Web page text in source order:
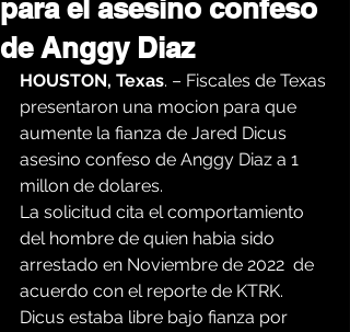
para el asesino confeso
de Anggy Diaz
HOUSTON, Texas. – Fiscales de Texas
presentaron una mocion para que
aumente la fianza de Jared Dicus
asesino confeso de Anggy Diaz a 1
millon de dolares.
La solicitud cita el comportamiento
del hombre de quien habia sido
arrestado en Noviembre de 2022  de
acuerdo con el reporte de KTRK.
Dicus estaba libre bajo fianza por